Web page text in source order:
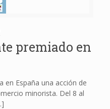
premiado en
en España una acción de
minorista. Del 8 al